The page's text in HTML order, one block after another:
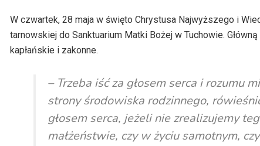
W czwartek, 28 maja w święto Chrystusa Najwyższego i
tarnowskiej do Sanktuarium Matki Bożej w Tuchowie.
kapłańskie i zakonne.
– Trzeba iść za głosem serca i rozumu
strony środowiska rodzinnego,
głosem serca, jeżeli nie zrealizujemy
małżeństwie, czy w życiu samotnym,